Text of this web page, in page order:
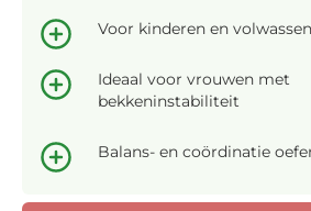
Voor kinderen en
Ideaal voor vrouwen met
bekkeninstabiliteit
Balans- en coördinatie